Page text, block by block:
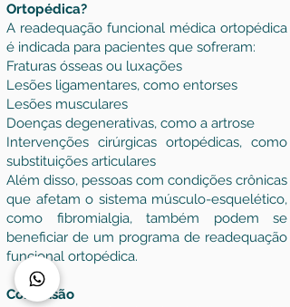
Ortopédica?
A readequação funcional médica ortopédica
é indicada para pacientes que sofreram:
Fraturas ósseas ou luxações
Lesões ligamentares, como entorses
Lesões musculares
Doenças degenerativas, como a artrose
Intervenções cirúrgicas ortopédicas, como
substituições articulares
Além disso, pessoas com condições crônicas
que afetam o sistema músculo-esquelético,
como fibromialgia, também podem se
beneficiar de um programa de readequação
funcional ortopédica.
Conclusão